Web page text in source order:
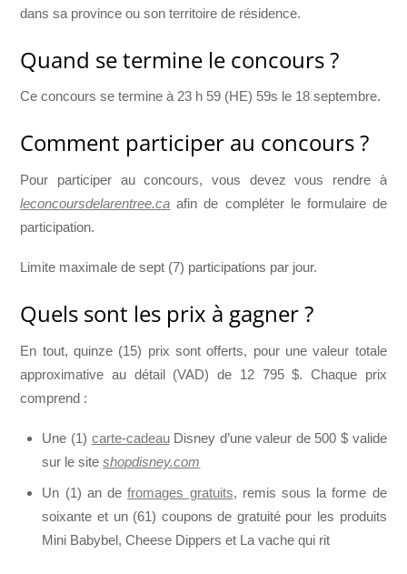
dans sa province ou son territoire de résidence.
Quand se termine le concours ?
Ce concours se termine à 23 h 59 (HE) 59s le 18 septembre.
Comment participer au concours ?
Pour participer au concours, vous devez vous rendre à
leconcoursdelarentree.ca afin de compléter le formulaire de
participation.
Limite maximale de sept (7) participations par jour.
Quels sont les prix à gagner ?
En tout, quinze (15) prix sont offerts, pour une valeur totale
approximative au détail (VAD) de 12 795 $. Chaque prix
comprend :
Une (1) carte-cadeauDisney d’une valeur de 500 $ valide
sur le siteshopdisney.com
Un (1) an defromages gratuits, remis sous la forme de
soixante et un (61) coupons de gratuité pour les produits
Mini Babybel, Cheese Dippers et La vache qui rit